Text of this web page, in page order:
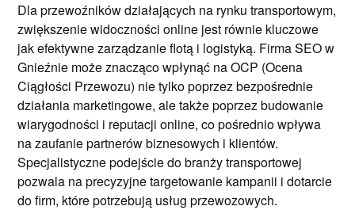
Dla przewoźników działających na rynku transportowym,
zwiększenie widoczności online jest równie kluczowe
jak efektywne zarządzanie flotą i logistyką. Firma SEO w
Gnieźnie może znacząco wpłynąć na OCP (Ocena
Ciągłości Przewozu) nie tylko poprzez bezpośrednie
działania marketingowe, ale także poprzez budowanie
wiarygodności i reputacji online, co pośrednio wpływa
na zaufanie partnerów biznesowych i klientów.
Specjalistyczne podejście do branży transportowej
pozwala na precyzyjne targetowanie kampanii i dotarcie
do firm, które potrzebują usług przewozowych.